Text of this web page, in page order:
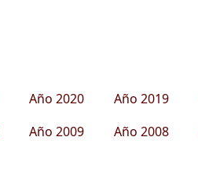
Año 2020 Año 2019
Año 2009 Año 2008